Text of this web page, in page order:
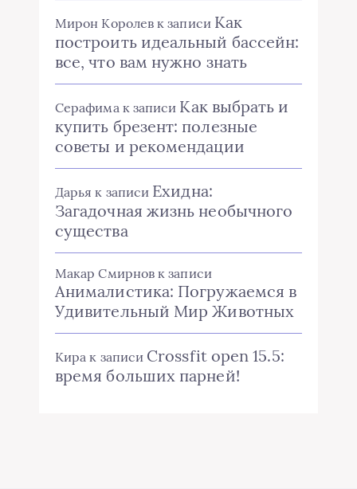
Мирон Королев к записи Как
построить идеальный бассейн:
все, что вам нужно знать
Серафимак записи Как выбрать и
купить брезент: полезные
советы и рекомендации
Дарья к записи Ехидна:
Загадочная жизнь необычного
существа
Макар Смирнов к записи
Анималистика: Погружаемся в
Удивительный Мир Животных
Кира к записи Crossfit open 15.5:
время больших парней!